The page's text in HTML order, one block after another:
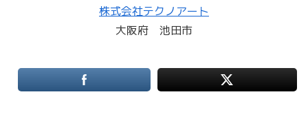
株式会社テクノアート
大阪府 池田市